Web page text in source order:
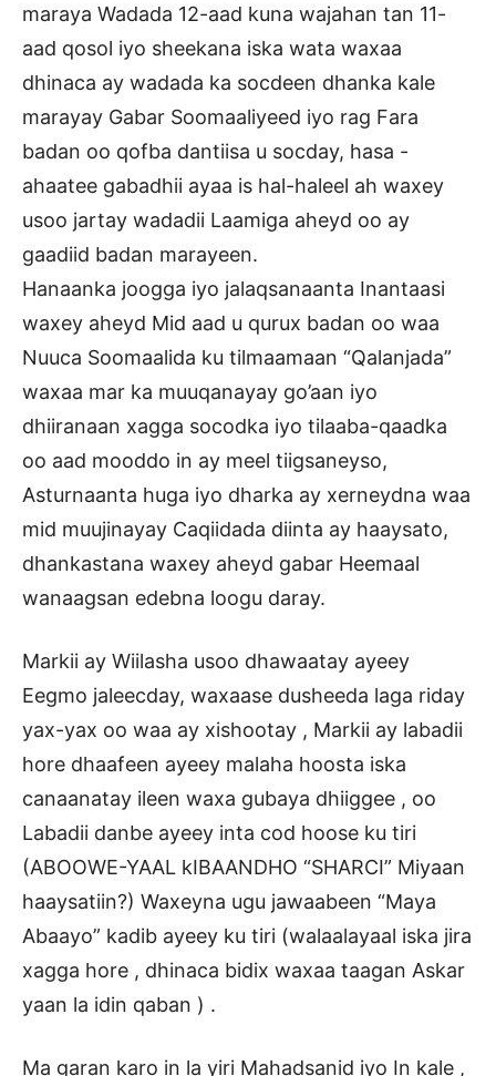
maraya Wadada 12-aad kuna wajahan tan 11-
aad qosol iyo sheekana iska wata waxaa
dhinaca ay wadada ka socdeen dhanka kale
marayay Gabar Soomaaliyeed iyo rag Fara
badan oo qofba dantiisa u socday, hasa -
ahaatee gabadhii ayaa is hal-haleel ah waxey
usoo jartay wadadii Laamiga aheyd oo ay
gaadiid badan marayeen.
Hanaanka joogga iyo jalaqsanaanta Inantaasi
waxey aheyd Mid aad u qurux badan oo waa
Nuuca Soomaalida ku tilmaamaan “Qalanjada”
waxaa mar ka muuqanayay go’aan iyo
dhiiranaan xagga socodka iyo tilaaba-qaadka
oo aad mooddo in ay meel tiigsaneyso,
Asturnaanta huga iyo dharka ay xerneydna waa
mid muujinayay Caqiidada diinta ay haaysato,
dhankastana waxey aheyd gabar Heemaal
wanaagsan edebna loogu daray.
Markii ay Wiilasha usoo dhawaatay ayeey
Eegmo jaleecday, waxaase dusheeda laga riday
yax-yax oo waa ay xishootay , Markii ay labadii
hore dhaafeen ayeey malaha hoosta iska
canaanatay ileen waxa gubaya dhiiggee , oo
Labadii danbe ayeey inta cod hoose ku tiri
(ABOOWE-YAAL kIBAANDHO “SHARCI” Miyaan
haaysatiin?) Waxeyna ugu jawaabeen “Maya
Abaayo” kadib ayeey ku tiri (walaalayaal iska jira
xagga hore , dhinaca bidix waxaa taagan Askar
yaan la idin qaban ) .
Ma garan karo in la yiri Mahadsanid iyo In kale ,